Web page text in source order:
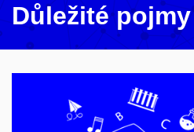
Důležité pojmy